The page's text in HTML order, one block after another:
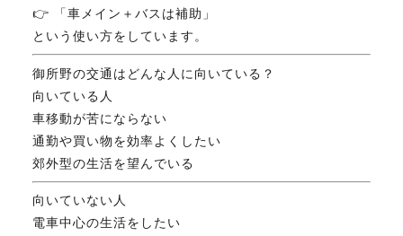
👉 「車メイン＋バスは補助」
という使い方をしています。
御所野の交通はどんな人に向いている？
向いている人
車移動が苦にならない
通勤や買い物を効率よくしたい
郊外型の生活を望んでいる
向いていない人
電車中心の生活をしたい